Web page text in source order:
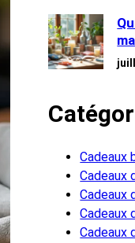
Cadeaux
Cadeaux
Cadeaux
Cadeaux
Cadeaux